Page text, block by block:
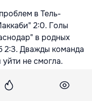
в Тель-
2:0. Голы
в родных
2:3. Дважды команда
не смогла.
обеспечил себе
разгромили